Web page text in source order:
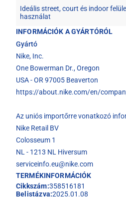
Ideális street, court és indoor
használat
INFORMÁCIÓK A GYÁRTÓRÓL
Gyártó
Nike, Inc.
One Bowerman Dr., Oregon
USA - OR 97005 Beaverton
https://about.nike.com/en/
Az uniós importőrre vonatkozó
Nike Retail BV
Colosseum 1
NL - 1213 NL Hiversum
serviceinfo.eu@nike.com
TERMÉKINFORMÁCIÓK
Cikkszám:358516181
Belistázva:2025.01.08